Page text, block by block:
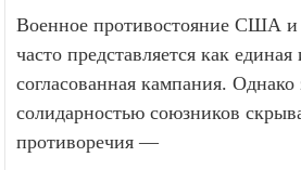
Военное противостояние США
часто представляется как единая
согласованная кампания.
солидарностью союзников
противоречия —